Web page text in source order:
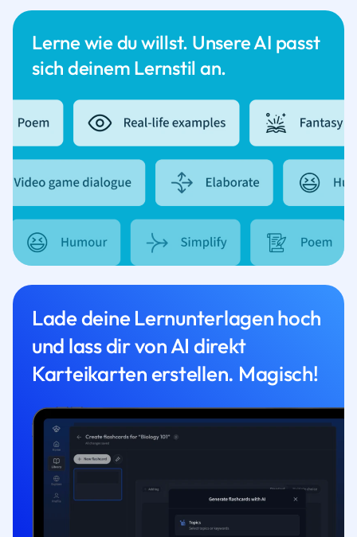
Lerne wie du willst. Unsere AI passt
sich deinem Lernstil an.
Lade deine Lernunterlagen hoch
und lass dir von AI direkt
Karteikarten erstellen. Magisch!